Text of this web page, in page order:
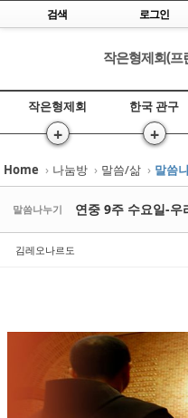
검색 로그인
작은형제회(프
작은형제회
+
한국 관구
+
Home › 나눔방 › 말씀/삶 › 말씀
말씀나누기 연중 9주 수요일-우
김레오나르도
Sketchbook5,
Sketchbook5,
Sketchbook5,
Sketchbook5,